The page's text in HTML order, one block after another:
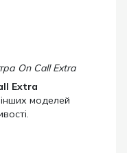
On Call Extra
Extra
моделей